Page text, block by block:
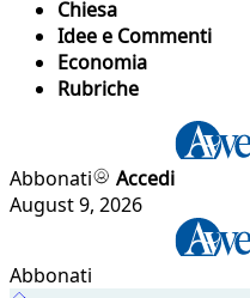
Chiesa
Idee e Commenti
Economia
Rubriche
Abbonati
Accedi
August 9, 2026
Abbonati